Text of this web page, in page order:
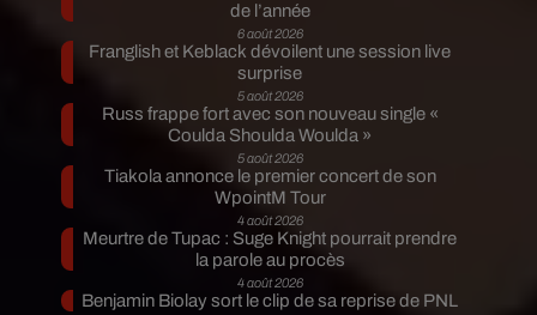
de l’année
6 août 2026
Franglish et Keblack dévoilent une session live
surprise
5 août 2026
Russ frappe fort avec son nouveau single «
Coulda Shoulda Woulda »
5 août 2026
Tiakola annonce le premier concert de son
WpointM Tour
4 août 2026
Meurtre de Tupac : Suge Knight pourrait prendre
la parole au procès
4 août 2026
Benjamin Biolay sort le clip de sa reprise de PNL